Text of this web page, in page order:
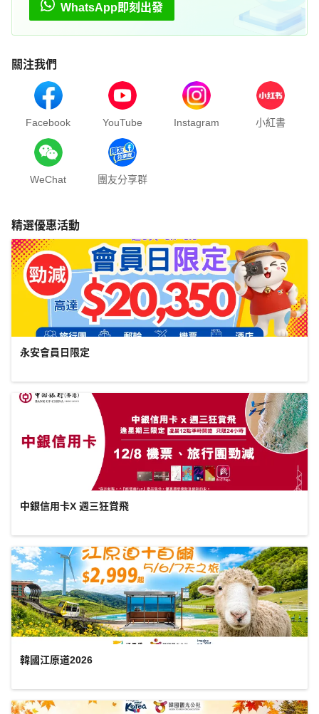
WhatsApp即刻出發
關注我們
Facebook YouTube Instagram 小紅書
WeChat 團友分享群
精選優惠活動
永安會員日限定
中銀信用卡X 週三狂賞飛
韓國江原道2026